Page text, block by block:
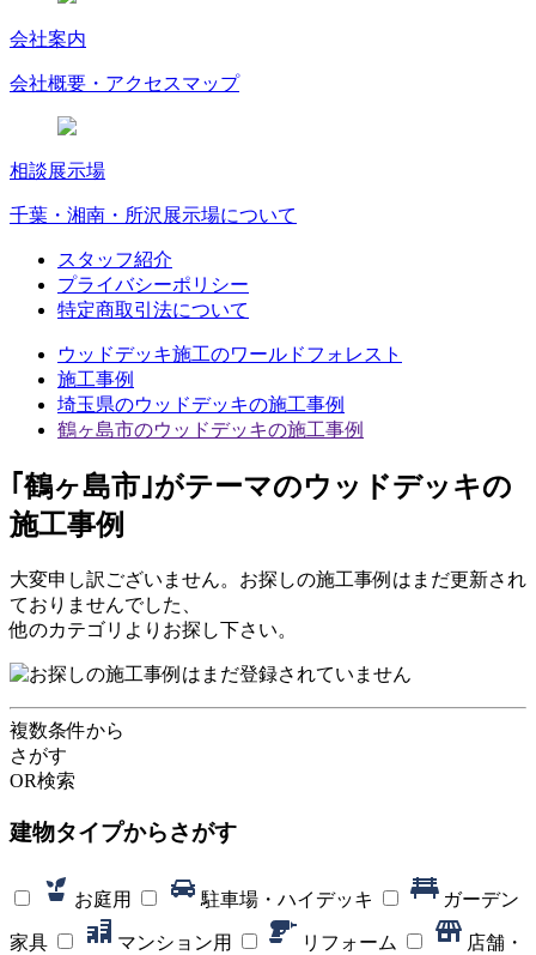
会社案内
会社概要・アクセスマップ
相談展示場
千葉・湘南・所沢展示場について
スタッフ紹介
プライバシーポリシー
特定商取引法について
ウッドデッキ施工のワールドフォレスト
施工事例
埼玉県のウッドデッキの施工事例
鶴ヶ島市のウッドデッキの施工事例
｢鶴ヶ島市｣がテーマのウッドデッキの
施工事例
大変申し訳ございません。お探しの施工事例はまだ更新され
ておりませんでした、
他のカテゴリよりお探し下さい。
複数条件から
さがす
OR検索
建物タイプからさがす
お庭用 駐車場・ハイデッキ ガーデン
家具 マンション用 リフォーム
店舗・